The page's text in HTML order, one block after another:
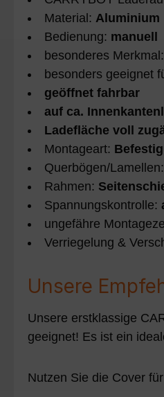
Material: Aluminium
Bedienung: manuell
besonderes Merkmal:
besonders geeignet
geöffnet fahrbar
auf ca.
Ladefläche voll
Montageart:
Querbögen/Lamellen:
Rahmen:
Spannungskontrolle:
ungefähre
Verriegelung &
Unsere
Unsere erstklassige
geeignet! Es ist ein
Nutzen Sie die Cover